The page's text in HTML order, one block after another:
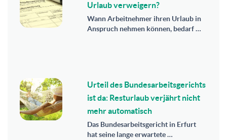
Urlaub verweigern?
Wann Arbeitnehmer ihren Urlaub in
Anspruch nehmen können, bedarf …
Urteil des Bundesarbeitsgerichts
ist da: Resturlaub verjährt nicht
mehr automatisch
Das Bundesarbeitsgericht in Erfurt
hat seine lange erwartete …